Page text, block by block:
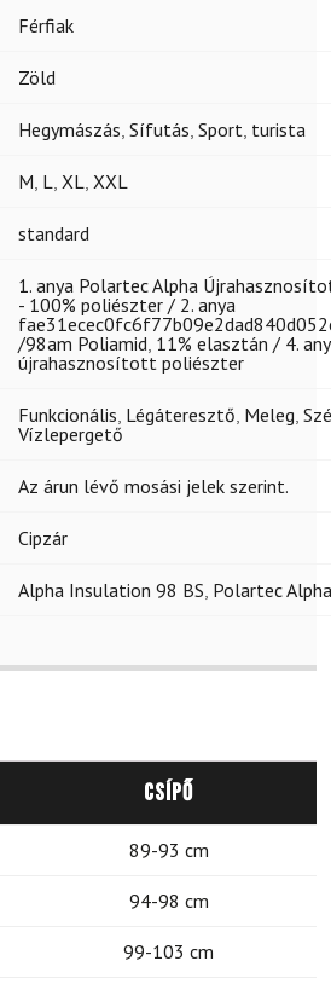
Férfiak
Zöld
Hegymászás, Sífutás, Sport, turista
M, L, XL, XXL
standard
1. anya Polartec Alpha
- 100% poliészter / 2. anya
/98am Poliamid, 11% elasztán / 4.
újrahasznosított poliészter
Funkcionális, Légáteresztő, Meleg,
Vízlepergető
Az árun lévő mosási jelek szerint.
Cipzár
Alpha Insulation 98 BS, Polartec
Csípő
89-93 cm
94-98 cm
99-103 cm